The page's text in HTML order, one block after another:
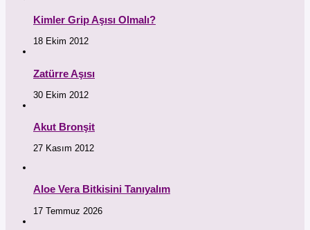
Kimler Grip Aşısı Olmalı?
18 Ekim 2012
Zatürre Aşısı
30 Ekim 2012
Akut Bronşit
27 Kasım 2012
Aloe Vera Bitkisini Tanıyalım
17 Temmuz 2026